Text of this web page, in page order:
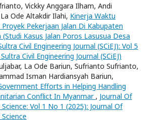
Vickky Anggara Ilham, Andi
Ode Altakdir Ilahi, Kinerja Waktu
Proyek Pekerjaan Jalan Di Kabupaten
(Studi Kasus Jalan Poros Lasusua Desa
Civil Engineering Journal (SCiEJ): Vol 5
Civil Engineering Journal (SCiEJ)
La Ode Bariun, Sufrianto Sufrianto,
Isman Hardiansyah Bariun,
Efforts in Helping Handling
Conflict In Myanmar , Journal Of
Vol 1 No 1 (2025): Journal Of